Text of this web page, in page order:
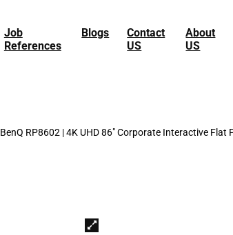
Job
References
Blogs
Contact
US
About
US
BenQ RP8602 | 4K UHD 86″ Corporate Interactive Flat